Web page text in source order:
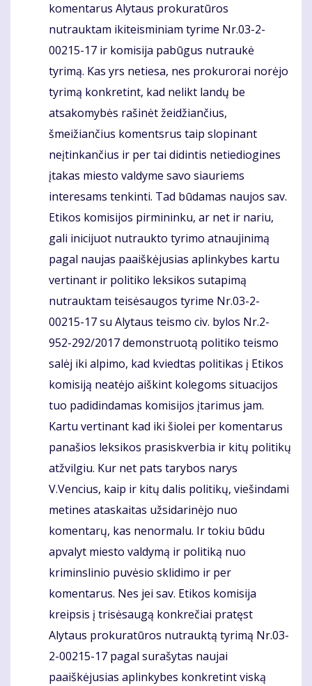
komentarus Alytaus prokuratūros
nutrauktam ikiteisminiam tyrime Nr.03-2-
00215-17 ir komisija pabūgus nutraukė
tyrimą. Kas yrs netiesa, nes prokurorai norėjo
tyrimą konkretint, kad nelikt landų be
atsakomybės rašinėt žeidžiančius,
šmeižiančius komentsrus taip slopinant
neįtinkančius ir per tai didintis netiediogines
įtakas miesto valdyme savo siauriems
interesams tenkinti. Tad būdamas naujos sav.
Etikos komisijos pirmininku, ar net ir nariu,
gali inicijuot nutraukto tyrimo atnaujinimą
pagal naujas paaiškėjusias aplinkybes kartu
vertinant ir politiko leksikos sutapimą
nutrauktam teisėsaugos tyrime Nr.03-2-
00215-17 su Alytaus teismo civ. bylos Nr.2-
952-292/2017 demonstruotą politiko teismo
salėj iki alpimo, kad kviedtas politikas į Etikos
komisiją neatėjo aiškint kolegoms situacijos
tuo padidindamas komisijos įtarimus jam.
Kartu vertinant kad iki šiolei per komentarus
panašios leksikos prasiskverbia ir kitų politikų
atžvilgiu. Kur net pats tarybos narys
V.Vencius, kaip ir kitų dalis politikų, viešindami
metines ataskaitas užsidarinėjo nuo
komentarų, kas nenormalu. Ir tokiu būdu
apvalyt miesto valdymą ir politiką nuo
kriminslinio puvėsio sklidimo ir per
komentarus. Nes jei sav. Etikos komisija
kreipsis į trisėsaugą konkrečiai pratęst
Alytaus prokuratūros nutrauktą tyrimą Nr.03-
2-00215-17 pagal surašytas naujai
paaiškėjusias aplinkybes konkretint viską